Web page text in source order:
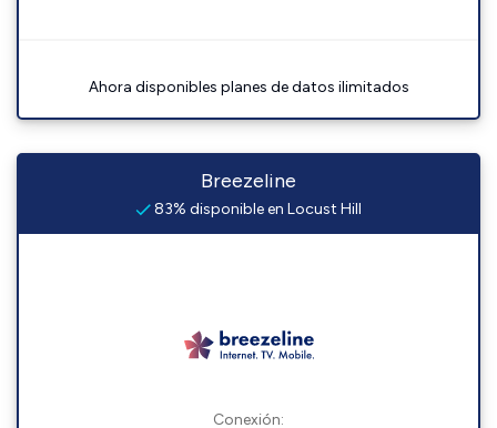
Ahora disponibles planes de datos ilimitados
Breezeline
83% disponible en Locust Hill
Conexión: